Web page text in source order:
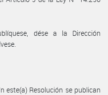
dése a la Dirección
este(a) Resolución se publican